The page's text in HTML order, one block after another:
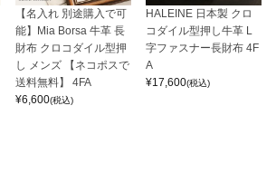
【名入れ 別途購入で可
能】Mia Borsa 牛革 長
財布 クロコダイル型押
し メンズ 【ネコポスで
送料無料】 4FA
¥6,600(税込)
HALEINE 日本製 クロ
コダイル型押し牛革 L
字ファスナー長財布 4F
A
¥17,600(税込)